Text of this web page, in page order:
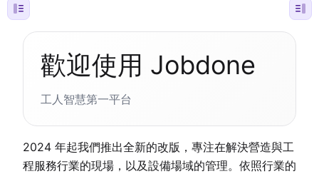
歡迎使用 Jobdone
工人智慧第一平台
2024 年起我們推出全新的改版，專注在解決營造與工
程服務行業的現場，以及設備場域的管理。依照行業的